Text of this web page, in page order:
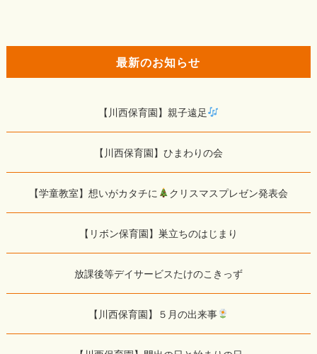
最新のお知らせ
【川西保育園】親子遠足
【川西保育園】ひまわりの会
【学童教室】想いがカタチに クリスマスプレゼン発表会
【リボン保育園】巣立ちのはじまり
放課後等デイサービスたけのこきっず
【川西保育園】５月の出来事